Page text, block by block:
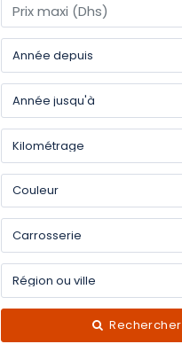
Rechercher